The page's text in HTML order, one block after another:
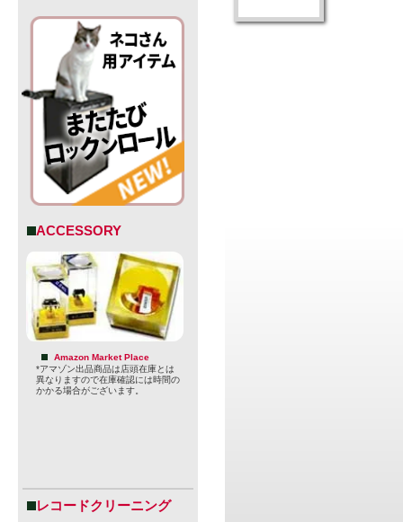
ACCESSORY
Amazon Market Place
*アマゾン出品商品は店頭在庫とは
異なりますので在庫確認には時間の
かかる場合がございます。
レコードクリーニング